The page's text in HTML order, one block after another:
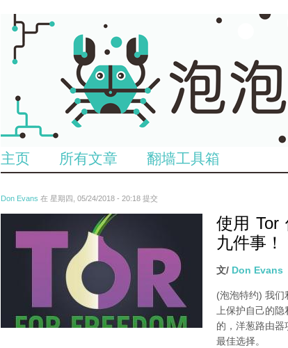
主页 所有文章 翻墙工具箱
Don Evans 在 星期四, 05/24/2018 - 20:18 提交
wechatimg1098.jpeg
使用 Tor
九件事！
文/ Don Evans
(泡泡特约) 我们
上保护自己的
的，洋葱路由
最佳选择。